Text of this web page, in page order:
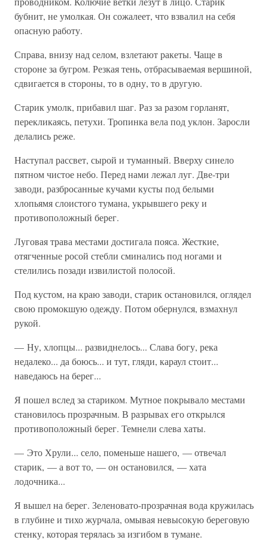
бубнит, не умолкая. Он сожалеет, что взвалил на себя
опасную работу.
Справа, внизу над селом, взлетают ракеты. Чаще в
стороне за бугром. Резкая тень, отбрасываемая вершиной,
сдвигается в стороны, то в одну, то в другую.
Старик умолк, прибавил шаг. Раз за разом горланят,
перекликаясь, петухи. Тропинка вела под уклон. Заросли
делались реже.
Наступал рассвет, сырой и туманный. Вверху синело
пятном чистое небо. Перед нами лежал луг. Две-три
заводи, разбросанные кучами кусты под белыми
хлопьямя слоистого тумана, укрывшего реку и
противоположный берег.
Луговая трава местами достигала пояса. Жесткие,
отягченные росой стебли сминались под ногами и
стелились позади извилистой полосой.
Под кустом, на краю заводи, старик остановился, оглядел
свою промокшую одежду. Потом обернулся, взмахнул
рукой.
— Ну, хлопцы... развиднелось... Слава богу, река
недалеко... да боюсь... и тут, гляди, караул стоит...
наведаюсь на берег...
Я пошел вслед за стариком. Мутное покрывало местами
становилось прозрачным. В разрывах его открылся
противоположный берег. Темнели слева хаты.
— Это Хрули... село, поменьше нашего, — отвечал
старик, — а вот то, — он остановился, — хата
лодочника...
Я вышел на берег. Зеленовато-прозрачная вода кружилась
в глубине и тихо журчала, омывая невысокую береговую
стенку, которая терялась за изгибом в тумане.